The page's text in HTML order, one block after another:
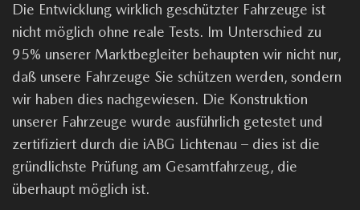
Die Entwicklung wirklich geschützter Fahrzeuge ist
nicht möglich ohne reale Tests. Im Unterschied zu
95% unserer Marktbegleiter behaupten wir nicht nur,
daß unsere Fahrzeuge Sie schützen werden, sondern
wir haben dies nachgewiesen. Die Konstruktion
unserer Fahrzeuge wurde ausführlich getestet und
zertifiziert durch die iABG Lichtenau – dies ist die
gründlichste Prüfung am Gesamtfahrzeug, die
überhaupt möglich ist.